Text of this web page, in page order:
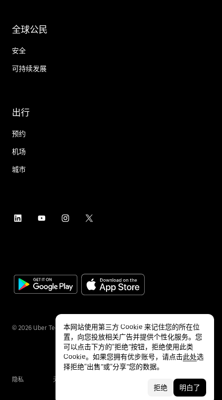
全球公民
安全
可持续发展
出行
预约
机场
城市
© 2026 Uber Technologies Inc.
隐私 无障碍服务
本网站使用第三方 Cookie 来记住您的所在位
置，向您投放相关广告并提供个性化服务。您
可以点击下方的“拒绝”按钮，拒绝使用此类
Cookie。如果您拥有优步账号，请点击此处选
择拒绝“出售”或“分享”您的数据。
拒绝 明白了